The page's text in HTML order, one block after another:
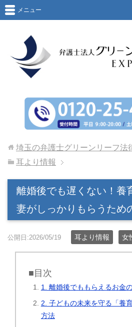
メニュー
埼玉の弁護士グリーンリーフ法
耳より情報
離婚後でも遅くない！養
妻がしっかりもらうため
公開日:2026/05/19 耳より情報 女
■目次
1. 離婚後でももらえるお金
2. 子どもの未来を守る「養
方法